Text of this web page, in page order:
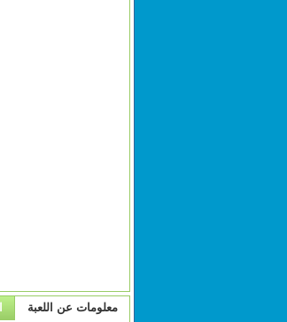
معلومات عن اللعبة